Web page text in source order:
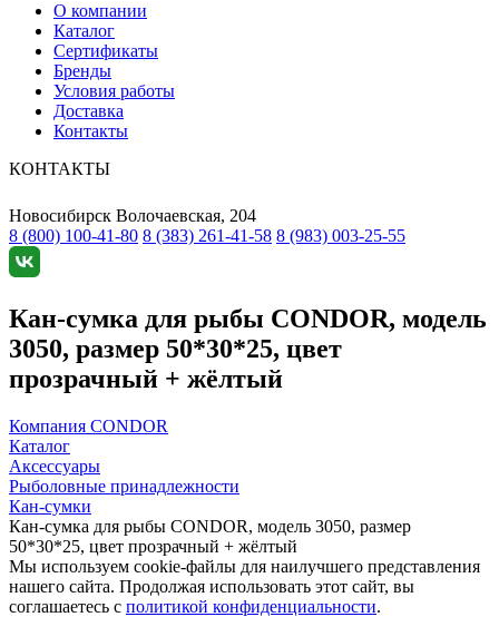
О компании
Каталог
Сертификаты
Бренды
Условия работы
Доставка
Контакты
КОНТАКТЫ
Новосибирск Волочаевская, 204
8 (800) 100-41-80 8 (383) 261-41-58 8 (983) 003-25-55
Кан-сумка для рыбы CONDOR, модель
3050, размер 50*30*25, цвет
прозрачный + жёлтый
Компания CONDOR
Каталог
Аксессуары
Рыболовные принадлежности
Кан-сумки
Кан-сумка для рыбы CONDOR, модель 3050, размер
50*30*25, цвет прозрачный + жёлтый
Мы используем cookie-файлы для наилучшего представления
нашего сайта. Продолжая использовать этот сайт, вы
соглашаетесь c политикой конфиденциальности.